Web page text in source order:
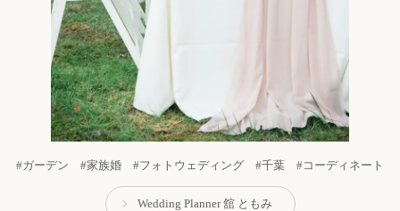
#ガーデン #家族婚 #フォトウェディング #千葉 #コーディネート
Wedding Planner 舘 ともみ